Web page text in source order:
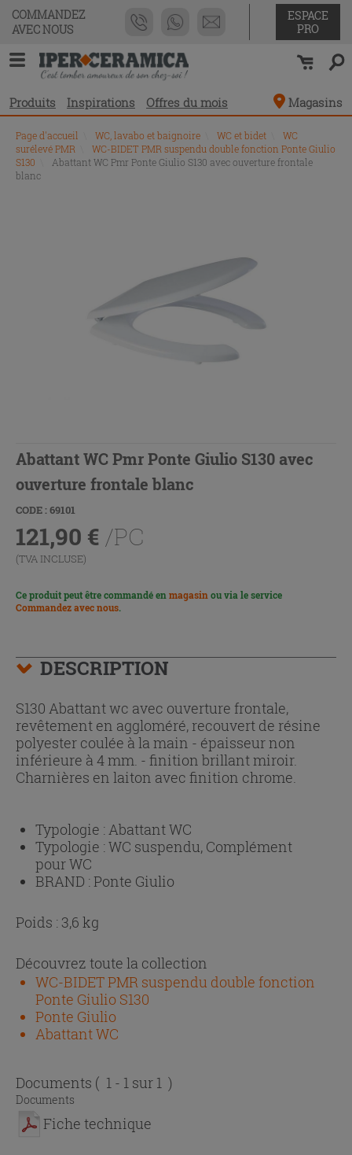
COMMANDEZ
AVEC NOUS
ESPACE
PRO
Produits Inspirations Offres du mois Magasins
Page d'accueil WC, lavabo et baignoire WC et bidet
WC
surélevé PMR
WC-BIDET PMR suspendu double fonction Ponte Giulio
S130
Abattant WC Pmr Ponte Giulio S130 avec ouverture frontale
blanc
Abattant WC Pmr Ponte Giulio S130 avec
ouverture frontale blanc
CODE : 69101
121,90 € /PC
(TVA INCLUSE)
Ce produit peut être commandé en magasin ou via le service
Commandez avec nous.
DESCRIPTION
S130 Abattant wc avec ouverture frontale,
revêtement en aggloméré, recouvert de résine
polyester coulée à la main - épaisseur non
inférieure à 4 mm. - finition brillant miroir.
Charnières en laiton avec finition chrome.
Typologie :Abattant WC
Typologie :WC suspendu, Complément
pour WC
BRAND :Ponte Giulio
Poids : 3,6 kg
Découvrez toute la collection
WC-BIDET PMR suspendu double fonction
Ponte Giulio S130
Ponte Giulio
Abattant WC
Documents ( 1 - 1 sur 1 )
Documents
Fiche technique